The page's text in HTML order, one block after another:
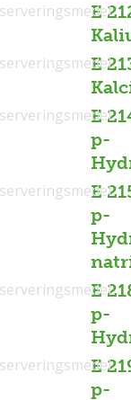
E
E
E
p-
E
p-
E
p-
E
p-